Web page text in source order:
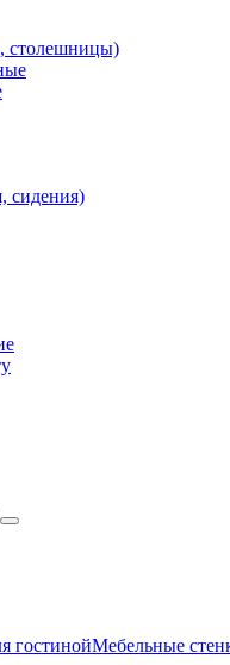
столешницы)
сидения)
гостинойМебельные